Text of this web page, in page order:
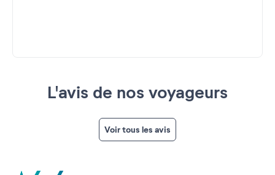
L'avis de nos voyageurs
Voir tous les avis